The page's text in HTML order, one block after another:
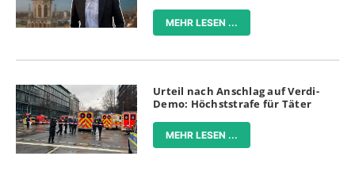
MEHR LESEN ...
Urteil nach Anschlag auf Verdi-
Demo: Höchststrafe für Täter
MEHR LESEN ...